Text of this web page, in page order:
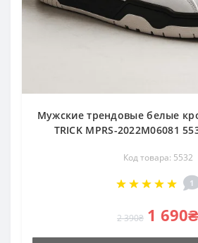
Мужские трендовые белые
TRICK MPRS-2022M06081
Код товара: 5532
1
2 390₴ 1 690₴